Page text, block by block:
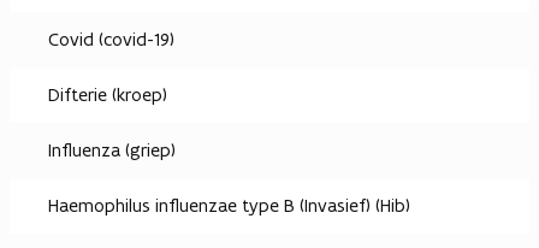
Covid (covid-19)
Difterie (kroep)
Influenza (griep)
Haemophilus influenzae type B (Invasief) (Hib)